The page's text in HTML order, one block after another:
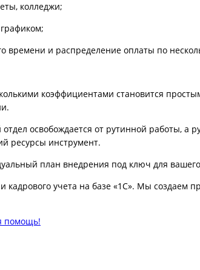
колледжи;
времени и распределение оплаты по
коэффициентами становится
освобождается от рутинной работы,
ресурсы инструмент.
план внедрения под ключ для
учета на базе «1С». Мы создаем
помощь!